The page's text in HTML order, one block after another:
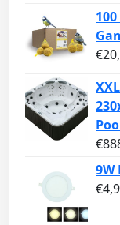
€
€
9W
€